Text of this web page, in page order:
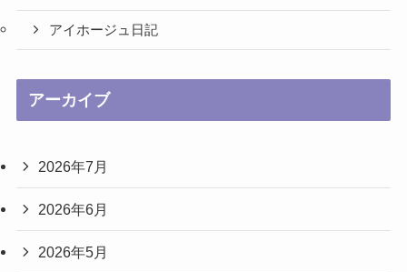
アイホージュ日記
アーカイブ
2026年7月
2026年6月
2026年5月